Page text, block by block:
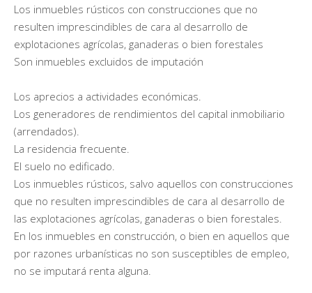
Los inmuebles rústicos con construcciones que no
resulten imprescindibles de cara al desarrollo de
explotaciones agrícolas, ganaderas o bien forestales
Son inmuebles excluidos de imputación
Los aprecios a actividades económicas.
Los generadores de rendimientos del capital inmobiliario
(arrendados).
La residencia frecuente.
El suelo no edificado.
Los inmuebles rústicos, salvo aquellos con construcciones
que no resulten imprescindibles de cara al desarrollo de
las explotaciones agrícolas, ganaderas o bien forestales.
En los inmuebles en construcción, o bien en aquellos que
por razones urbanísticas no son susceptibles de empleo,
no se imputará renta alguna.